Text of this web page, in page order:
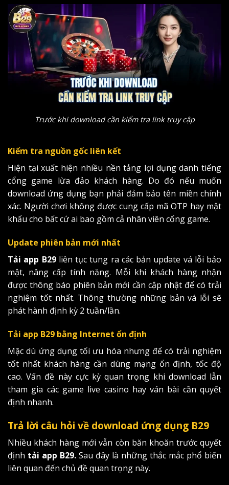
Trước khi download cần kiểm tra link truy cập
Kiểm tra nguồn gốc liên kết
Hiện tại xuất hiện nhiều nền tảng lợi dụng danh tiếng
cổng game lừa đảo khách hàng. Do đó nếu muốn
download ứng dụng bạn phải đảm bảo tên miền chính
xác. Người chơi không được cung cấp mã OTP hay mật
khẩu cho bất cứ ai bao gồm cả nhân viên cổng game.
Update phiên bản mới nhất
Tải app B29liên tục tung ra các bản update vá lỗi bảo
mật, nâng cấp tính năng. Mỗi khi khách hàng nhận
được thông báo phiên bản mới cần cập nhật để có trải
nghiệm tốt nhất. Thông thường những bản vá lỗi sẽ
phát hành định kỳ 2 tuần/lần.
Tải app B29 bằng Internet ổn định
Mặc dù ứng dụng tối ưu hóa nhưng để có trải nghiệm
tốt nhất khách hàng cần dùng mạng ổn định, tốc độ
cao. Vấn đề này cực kỳ quan trọng khi download lẫn
tham gia các game live casino hay ván bài cần quyết
định nhanh.
Trả lời câu hỏi về download ứng dụng B29
Nhiều khách hàng mới vẫn còn băn khoăn trước quyết
định tải app B29. Sau đây là những thắc mắc phổ biến
liên quan đến chủ đề quan trọng này.